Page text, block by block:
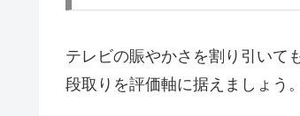
テレビの賑やかさを割り引いて
段取りを評価軸に据えましょう。